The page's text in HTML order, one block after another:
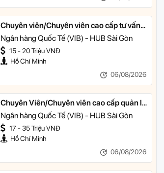
Chuyên viên/Chuyên viên cao cấp tư vấn
tài chính cá nhân
Ngân hàng Quốc Tế (VIB) - HUB Sài Gòn
15 - 20 Triệu VNĐ
Hồ Chí Minh
06/08/2026
Chuyên Viên/Chuyên viên cao cấp quản lý
khách hàng ưu tiên
Ngân hàng Quốc Tế (VIB) - HUB Sài Gòn
17 - 35 Triệu VNĐ
Hồ Chí Minh
06/08/2026